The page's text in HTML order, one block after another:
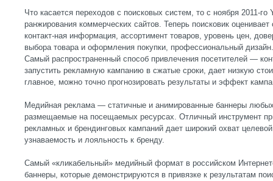
Что касается переходов с поисковых систем, то с ноября 2011-
ранжирования коммерческих сайтов. Теперь поисковик
контакт-ная информация, ассортимент товаров, уровень цен,
выбора товара и оформления покупки, профессиональный дизайн.
Самый распространенный способ привлечения посетителей —
запустить рекламную кампанию в сжатые сроки, дает низкую
главное, можно точно прогнозировать результаты и эффект
Медийная реклама — статичные и анимированные баннеры
размещаемые на посещаемых ресурсах. Отличный инструмент
рекламных и брендинговых кампаний дает широкий охват
узнаваемость и лояльность к бренду.
Самый «кликабельный» медийный формат в российском
баннеры, которые демонстрируются в привязке к результатам